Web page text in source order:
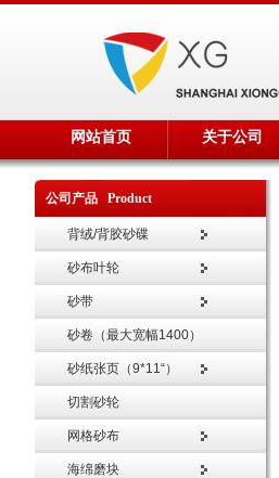
网站首页 关于公司
公司产品 Product
背绒/背胶砂碟
砂布叶轮
砂带
砂卷（最大宽幅1400）
砂纸张页（9*11“）
切割砂轮
网格砂布
海绵磨块